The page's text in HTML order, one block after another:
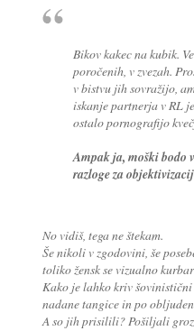
Bikov kakec na kubik.
poročenih, v zvezah.
v bistvu jih sovražijo,
iskanje partnerja v RL
ostalo pornografijo
Ampak ja, moški bodo
razloge za
No vidiš, tega ne štekam.
Še nikoli v zgodovini, še
toliko žensk se vizualno
Kako je lahko kriv
nadane tangice in po
A so jih prisilili? Pošiljali